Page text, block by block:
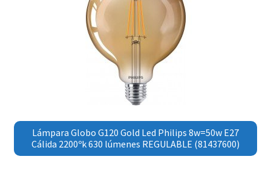
Lámpara Globo G120 Gold Led Philips 8w=50w E27
Cálida 2200ºk 630 lúmenes REGULABLE (81437600)